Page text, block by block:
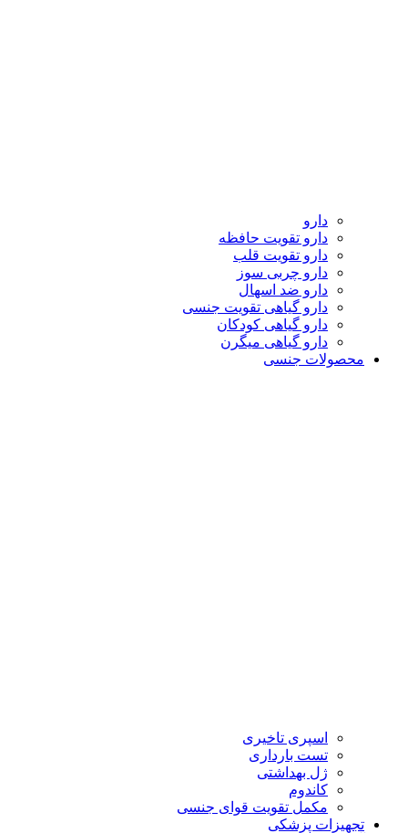
دارو
دارو تقویت حافظه
دارو تقویت قلب
دارو چربی سوز
دارو ضد اسهال
دارو گیاهی تقویت جنسی
دارو گیاهی کودکان
دارو گیاهی میگرن
محصولات جنسی
اسپری تاخیری
تست بارداری
ژل بهداشتی
کاندوم
مکمل تقویت قوای جنسی
تجهیزات پزشکی